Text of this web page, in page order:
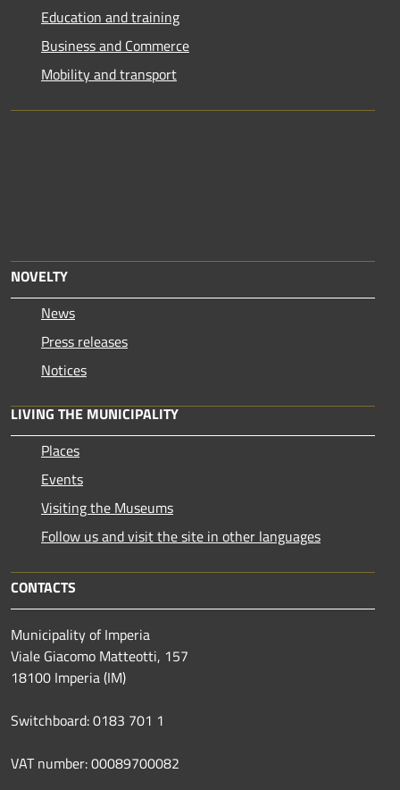
Education and training
Business and Commerce
Mobility and transport
NOVELTY
News
Press releases
Notices
LIVING THE MUNICIPALITY
Places
Events
Visiting the Museums
Follow us and visit the site in other languages
CONTACTS
Municipality of Imperia
Viale Giacomo Matteotti, 157
18100 Imperia (IM)
Switchboard: 0183 701 1
VAT number: 00089700082